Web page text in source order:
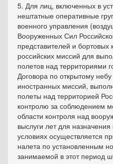
5. Для лиц, включенных в
нештатные оперативные
военного управления
Вооруженных Сил
представителей и бортовых
российских миссий для
полетов над территориями
Договора по открытому
иностранных миссий,
полеты над территорией
контролю за соблюдением
области контроля над
выслуги лет для
условиях осуществляется
налета по установленным
занимаемой в этот период